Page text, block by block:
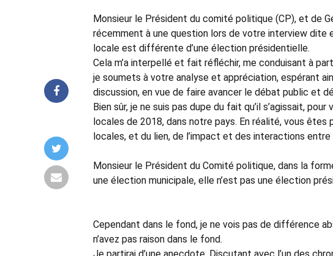
Monsieur le Président du comité politique (CP), et de
récemment à une question lors de votre interview dite
locale est différente d’une élection présidentielle.
Cela m’a interpellé et fait réfléchir, me conduisant à
je soumets à votre analyse et appréciation, espérant
discussion, en vue de faire avancer le débat public et
Bien sûr, je ne suis pas dupe du fait qu’il s’agissait,
locales de 2018, dans notre pays. En réalité, vous
locales, et du lien, de l’impact et des interactions
Monsieur le Président du Comité politique, dans la
une élection municipale, elle n’est pas une élection
Cependant dans le fond, je ne vois pas de différence
n’avez pas raison dans le fond.